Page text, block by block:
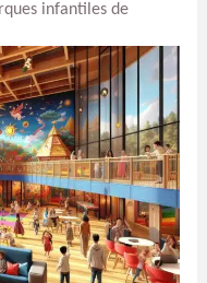
infantiles de